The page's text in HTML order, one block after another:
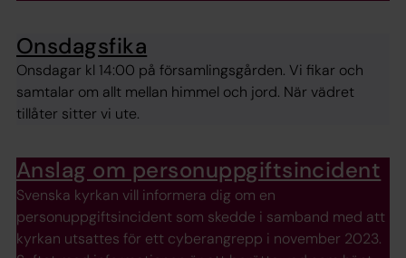
Onsdagsfika
Onsdagar kl 14:00 på församlingsgården. Vi fikar och
samtalar om allt mellan himmel och jord. När vädret
tillåter sitter vi ute.
Anslag om personuppgiftsincident
Svenska kyrkan vill informera dig om en
personuppgiftsincident som skedde i samband med att
kyrkan utsattes för ett cyberangrepp i november 2023.